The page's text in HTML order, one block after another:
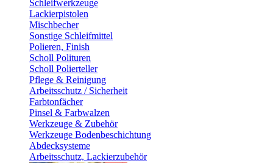
Schleifwerkzeuge
Lackierpistolen
Mischbecher
Sonstige Schleifmittel
Polieren, Finish
Scholl Polituren
Scholl Polierteller
Pflege & Reinigung
Arbeitsschutz / Sicherheit
Farbtonfächer
Pinsel & Farbwalzen
Werkzeuge & Zubehör
Werkzeuge Bodenbeschichtung
Abdecksysteme
Arbeitsschutz, Lackierzubehör